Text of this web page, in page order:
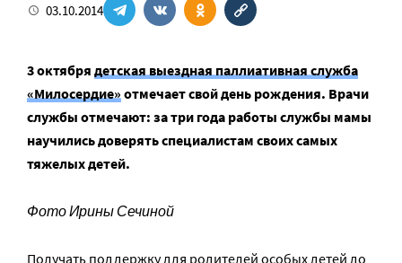
03.10.2014
3 октября детская выездная паллиативная служба
«Милосердие»отмечает свой день рождения. Врачи
службы отмечают: за три года работы службы мамы
научились доверять специалистам своих самых
тяжелых детей.
Фото Ирины Сечиной
Получать поддержку для родителей особых детей до